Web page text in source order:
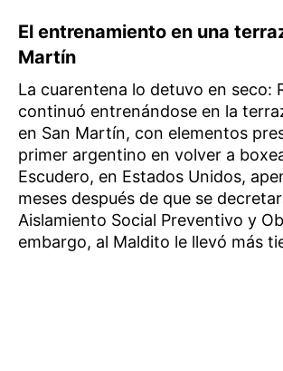
El entrenamiento en una
Martín
La cuarentena lo detuvo en seco:
continuó entrenándose en la
en San Martín, con elementos
primer argentino en volver a
Escudero, en Estados Unidos,
meses después de que se
Aislamiento Social Preventivo y
embargo, al Maldito le llevó más